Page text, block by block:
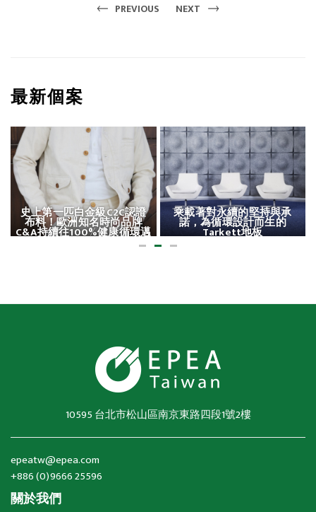
PREVIOUS NEXT
最新個案
史上第一匹白金級C2C認證
布料！歐洲知名時尚品牌
C&A持續往100%健康循環邁
進
乘載著對永續的堅持與承
諾，為循環設計而生的
Tarkett地板
10595 台北市松山區南京東路四段1號2樓
epeatw@epea.com
+886 (0)9666 25596
關於我們